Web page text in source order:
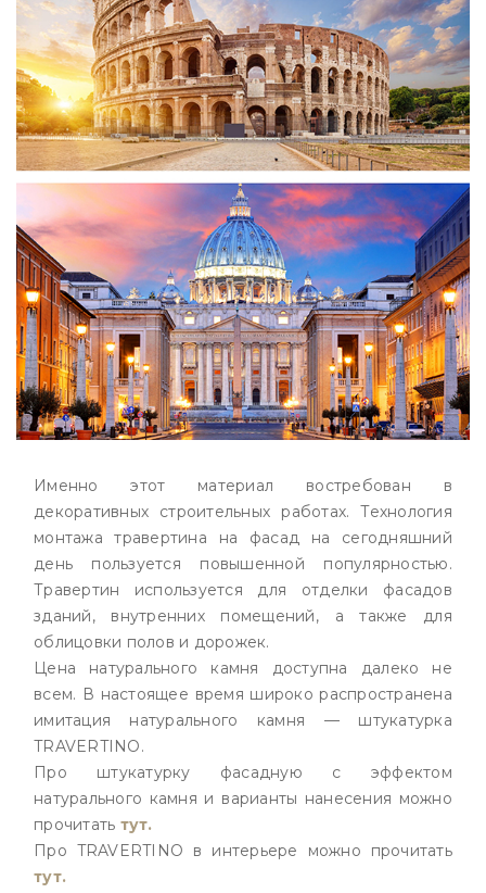
Именно этот материал востребован в
декоративных строительных работах. Технология
монтажа травертина на фасад на сегодняшний
день пользуется повышенной популярностью.
Травертин используется для отделки фасадов
зданий, внутренних помещений, а также для
облицовки полов и дорожек.
Цена натурального камня доступна далеко не
всем. В настоящее время широко распространена
имитация натурального камня — штукатурка
TRAVERTINO.
Про штукатурку фасадную с эффектом
натурального камня и варианты нанесения можно
прочитать тут.
Про TRAVERTINO в интерьере можно прочитать
тут.